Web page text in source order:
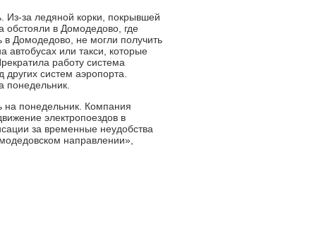
Из-за ледяной корки, покрывшей
обстояли в Домодедово, где
в Домодедово, не могли получить
автобусах или такси, которые
работу система
систем аэропорта.
понедельник.
на понедельник. Компания
электропоездов в
за временные неудобства
направлении»,